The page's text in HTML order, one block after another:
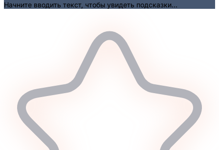
Начните вводить текст, чтобы увидеть подсказки...